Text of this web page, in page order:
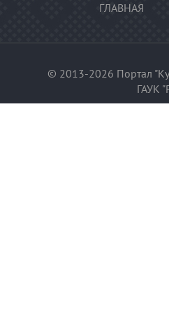
ГЛАВНАЯ
© 2013-2026 Портал
ГАУК